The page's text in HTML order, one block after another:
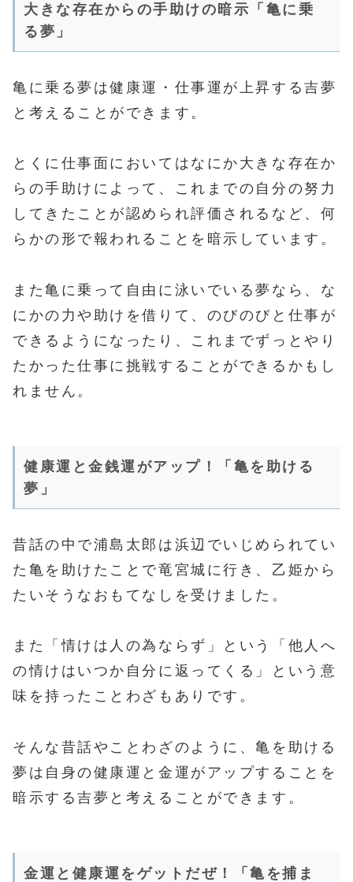
大きな存在からの手助けの暗示「亀に乗
る夢」
亀に乗る夢は健康運・仕事運が上昇する吉夢
と考えることができます。
とくに仕事面においてはなにか大きな存在か
らの手助けによって、これまでの自分の努力
してきたことが認められ評価されるなど、何
らかの形で報われることを暗示しています。
また亀に乗って自由に泳いでいる夢なら、な
にかの力や助けを借りて、のびのびと仕事が
できるようになったり、これまでずっとやり
たかった仕事に挑戦することができるかもし
れません。
健康運と金銭運がアップ！「亀を助ける
夢」
昔話の中で浦島太郎は浜辺でいじめられてい
た亀を助けたことで竜宮城に行き、乙姫から
たいそうなおもてなしを受けました。
また「情けは人の為ならず」という「他人へ
の情けはいつか自分に返ってくる」という意
味を持ったことわざもありです。
そんな昔話やことわざのように、亀を助ける
夢は自身の健康運と金運がアップすることを
暗示する吉夢と考えることができます。
金運と健康運をゲットだぜ！「亀を捕ま